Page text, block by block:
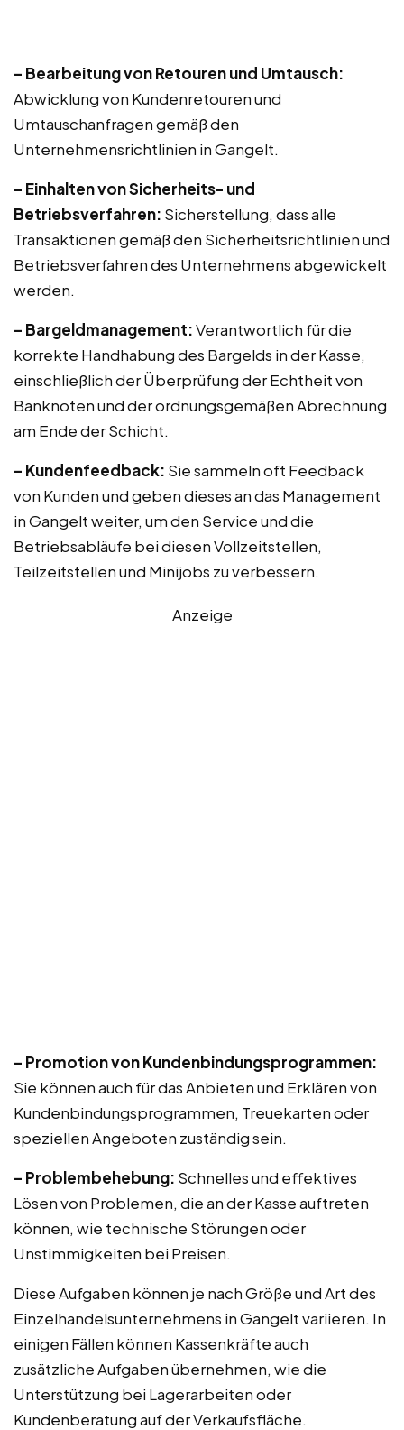
– Bearbeitung von Retouren und Umtausch:
Abwicklung von Kundenretouren und
Umtauschanfragen gemäß den
Unternehmensrichtlinien in Gangelt.
– Einhalten von Sicherheits- und
Betriebsverfahren: Sicherstellung, dass alle
Transaktionen gemäß den Sicherheitsrichtlinien und
Betriebsverfahren des Unternehmens abgewickelt
werden.
– Bargeldmanagement:Verantwortlich für die
korrekte Handhabung des Bargelds in der Kasse,
einschließlich der Überprüfung der Echtheit von
Banknoten und der ordnungsgemäßen Abrechnung
am Ende der Schicht.
– Kundenfeedback: Sie sammeln oft Feedback
von Kunden und geben dieses an das Management
in Gangelt weiter, um den Service und die
Betriebsabläufe bei diesen Vollzeitstellen,
Teilzeitstellen und Minijobs zu verbessern.
Anzeige
– Promotion von Kundenbindungsprogrammen:
Sie können auch für das Anbieten und Erklären von
Kundenbindungsprogrammen, Treuekarten oder
speziellen Angeboten zuständig sein.
– Problembehebung: Schnelles und effektives
Lösen von Problemen, die an der Kasse auftreten
können, wie technische Störungen oder
Unstimmigkeiten bei Preisen.
Diese Aufgaben können je nach Größe und Art des
Einzelhandelsunternehmens in Gangelt variieren. In
einigen Fällen können Kassenkräfte auch
zusätzliche Aufgaben übernehmen, wie die
Unterstützung bei Lagerarbeiten oder
Kundenberatung auf der Verkaufsfläche.